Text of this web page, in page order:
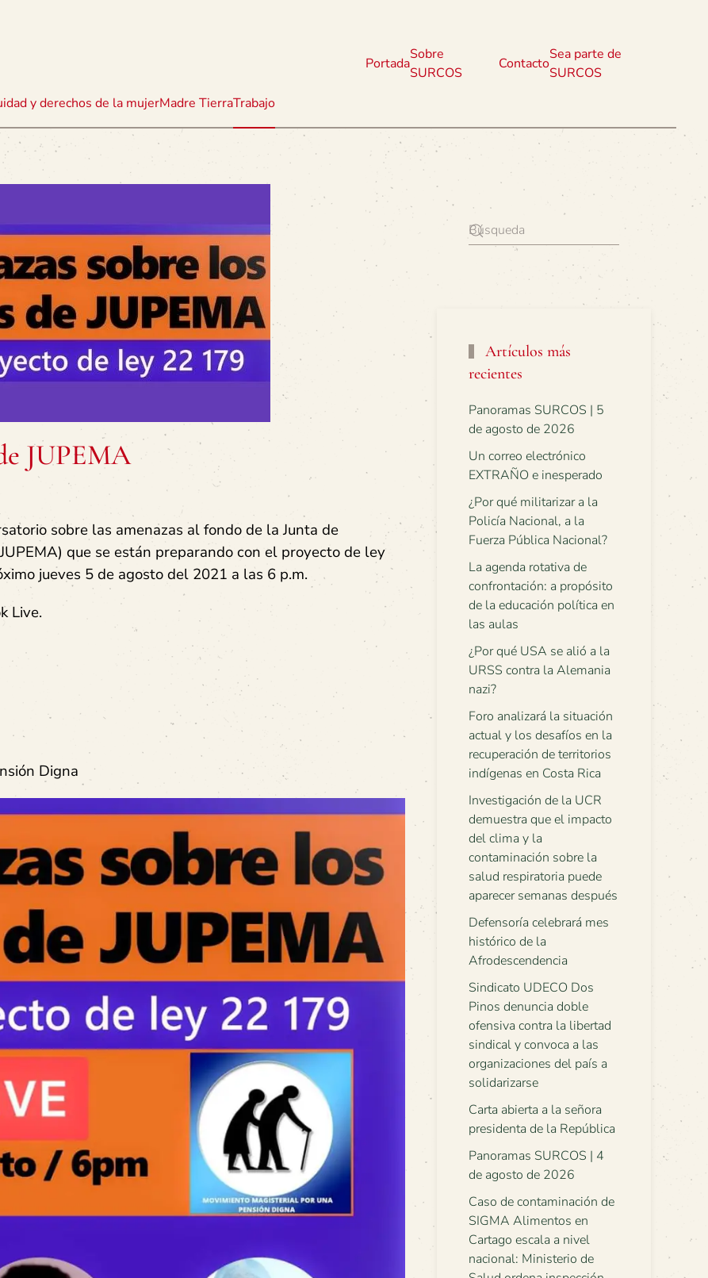
y derechos de la mujerMadre TierraTrabajo
Portada
Sobre
SURCOS
Contacto
Sea parte de
SURCOS
JUPEMA
sobre las amenazas al fondo de la Junta de
que se están preparando con el proyecto de ley
jueves 5 de agosto del 2021 a las 6 p.m.
Live.
Digna
Artículos más
recientes
Panoramas SURCOS | 5
de agosto de 2026
Un correo electrónico
EXTRAÑO e inesperado
¿Por qué militarizar a la
Policía Nacional, a la
Fuerza Pública Nacional?
La agenda rotativa de
confrontación: a propósito
de la educación política en
las aulas
¿Por qué USA se alió a la
URSS contra la Alemania
nazi?
Foro analizará la situación
actual y los desafíos en la
recuperación de territorios
indígenas en Costa Rica
Investigación de la UCR
demuestra que el impacto
del clima y la
contaminación sobre la
salud respiratoria puede
aparecer semanas después
Defensoría celebrará mes
histórico de la
Afrodescendencia
Sindicato UDECO Dos
Pinos denuncia doble
ofensiva contra la libertad
sindical y convoca a las
organizaciones del país a
solidarizarse
Carta abierta a la señora
presidenta de la República
Panoramas SURCOS | 4
de agosto de 2026
Caso de contaminación de
SIGMA Alimentos en
Cartago escala a nivel
nacional: Ministerio de